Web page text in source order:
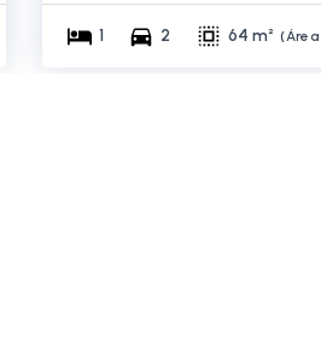
1 2 64 m² (